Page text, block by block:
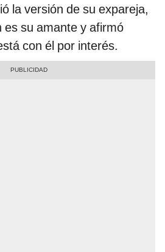
la versión de su expareja,
es su amante y afirmó
con él por interés.